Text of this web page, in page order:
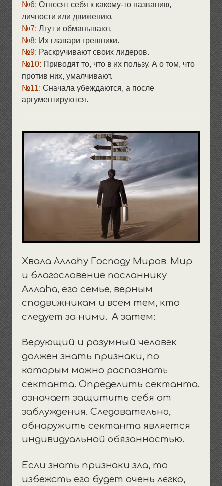
№6: Относят себя к какому-то названию,
личности или движению.
№7: Лгут и обманывают.
№8: Их главари грешники.
№9: Раскручивают своих лидеров.
№10: Приводят то, что в их пользу. А о том, что
против них, умалчивают.
№11: Сначала убеждаются, а после
аргументируются.
Хвала Аллаhу Господу Миров. Мир
и благословение посланнику
Аллаhа, его семье, верным
сподвижникам и всем тем, кто
следует за ними. А затем:
Верующий и разумный человек
должен знать признаки, по
которым можно распознать
сектанта. Определить сектанта.
означает защитить себя от
заблуждения. Следовательно,
обнаружить сектанта является
индивидуальной обязанностью.
Если знать признаки зла, то
избежать его будет очень легко,